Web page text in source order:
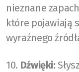
nieznane
które pojawiają
wyraźnego
10. Dźwięki: